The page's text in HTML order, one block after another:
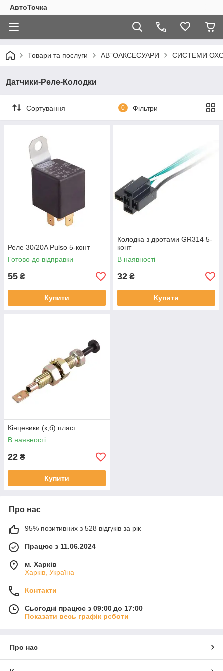
АвтоТочка
Товари та послуги АВТОАКСЕСУАРИ СИСТЕМИ
Датчики-Реле-Колодки
Сортування 0 Фільтри
Реле 30/20A Pulso 5-конт
Готово до відправки
55 ₴
Купити
Колодка з дротами GR314 5-
конт
В наявності
32 ₴
Купити
Кінцевики (к,б) пласт
В наявності
22 ₴
Купити
Про нас
95% позитивних з 528 відгуків за рік
Працює з 11.06.2024
м. Харків
Харків, Україна
Контакти
Сьогодні працює з 09:00 до 17:00
Показати весь графік роботи
Про нас